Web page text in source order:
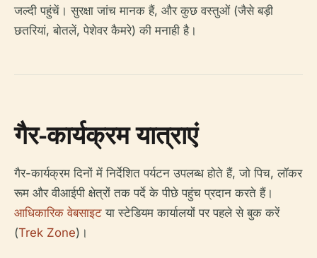
जल्दी पहुंचें। सुरक्षा जांच मानक हैं, और कुछ वस्तुओं (जैसे बड़ी
छतरियां, बोतलें, पेशेवर कैमरे) की मनाही है।
गैर-कार्यक्रम यात्राएं
गैर-कार्यक्रम दिनों में निर्देशित पर्यटन उपलब्ध होते हैं, जो पिच, लॉकर
रूम और वीआईपी क्षेत्रों तक पर्दे के पीछे पहुंच प्रदान करते हैं।
आधिकारिक वेबसाइट या स्टेडियम कार्यालयों पर पहले से बुक करें
(Trek Zone)।